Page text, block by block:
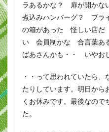
ラあるかな？ 扉が開か
煮込みハンバーグ？ ブラ
の箱があった 怪しい店
い 会員制かな 合言葉あ
ばあさんかも・・ いやお
・・って思われていたら
たりしています。明日から
くお休みです。最後なので
た。